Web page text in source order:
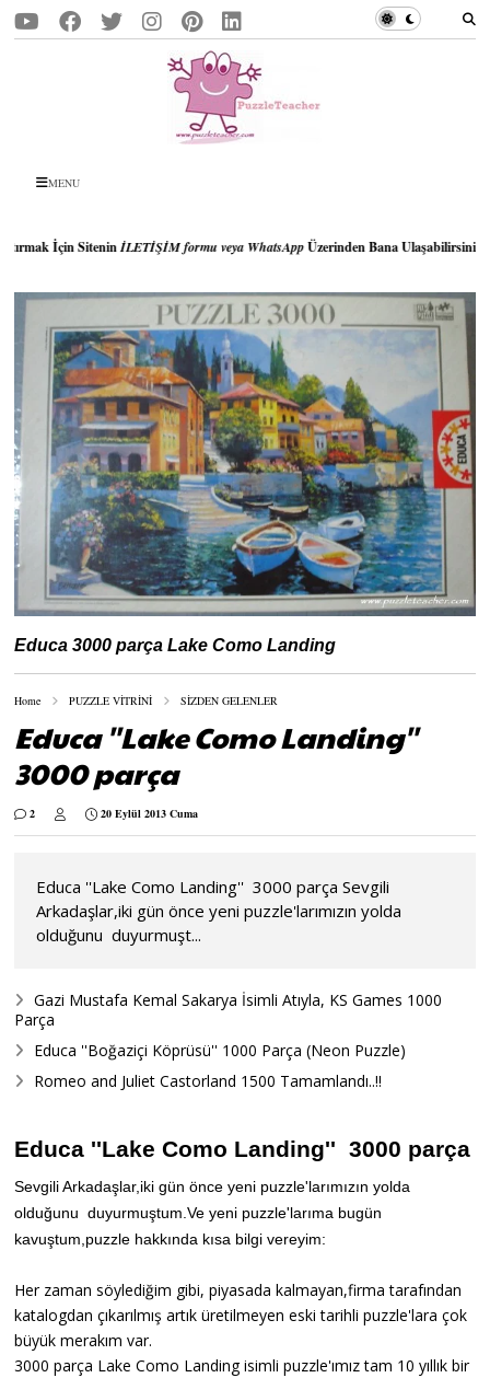
MENU
SiteninİLETİŞİM formu veya WhatsAppÜzerinden Bana Ulaşabilirsiniz..!!
Educa 3000 parça Lake Como Landing
Home PUZZLE VİTRİNİ SİZDEN GELENLER
Educa ''Lake Como Landing''
3000 parça
2 20 Eylül 2013 Cuma
Educa ''Lake Como Landing'' 3000 parça Sevgili
Arkadaşlar,iki gün önce yeni puzzle'larımızın yolda
olduğunu duyurmuşt...
Gazi Mustafa Kemal Sakarya İsimli Atıyla, KS Games 1000
Parça
Educa ''Boğaziçi Köprüsü'' 1000 Parça (Neon Puzzle)
Romeo and Juliet Castorland 1500 Tamamlandı..!!
Educa ''Lake Como Landing'' 3000 parça
Sevgili Arkadaşlar,iki gün önce yeni puzzle'larımızın yolda
olduğunu duyurmuştum.Ve yeni puzzle'larıma bugün
kavuştum,puzzle hakkında kısa bilgi vereyim:
Her zaman söylediğim gibi, piyasada kalmayan,firma tarafından
katalogdan çıkarılmış artık üretilmeyen eski tarihli puzzle'lara çok
büyük merakım var.
3000 parça Lake Como Landing isimli puzzle'ımız tam 10 yıllık bir